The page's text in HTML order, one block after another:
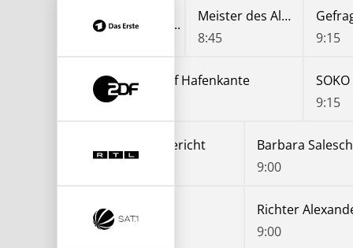
Morden im Norden
Meister des Alltags
8:45
9:15
Notruf Hafenkante
9:15
Ulrich Wetzel - Das Strafgericht
Barbara
9:00
Richter Alexander Hold
Richter
9:00